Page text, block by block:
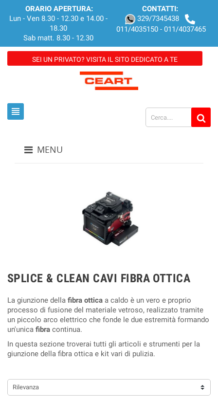
ORARIO APERTURA:
Lun - Ven 8.30 - 12.30 e 14.00 -
18.30
Sab matt. 8.30 - 12.30
CONTATTI:
329/7345438
011/4035150 - 011/4037465
SEI UN PRIVATO? VISITA IL SITO DEDICATO A TE
view_headline
MENU
SPLICE & CLEAN CAVI FIBRA OTTICA
La giunzione della fibra ottica a caldo è un vero e proprio
processo di fusione del materiale vetroso, realizzato tramite
un piccolo arco elettrico che fonde le due estremità formando
un'unica fibra continua.
In questa sezione troverai tutti gli articoli e strumenti per la
giunzione della fibra ottica e kit vari di pulizia.
Rilevanza